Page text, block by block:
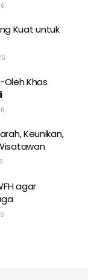
Kuat untuk
Oleh Khas
Keunikan,
agar